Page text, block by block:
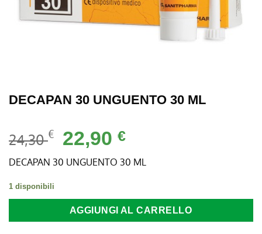
DECAPAN 30 UNGUENTO 30 ML
24,30€
Il
prezzo
originale
22,90€Il
attuale
DECAPAN 30 UNGUENTO 30 ML
1 disponibili
AGGIUNGI AL CARRELLO